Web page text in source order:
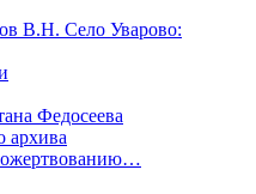
В.Н. Село Уварово:
Федосеева
архива